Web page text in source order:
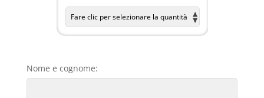
Nome e cognome: